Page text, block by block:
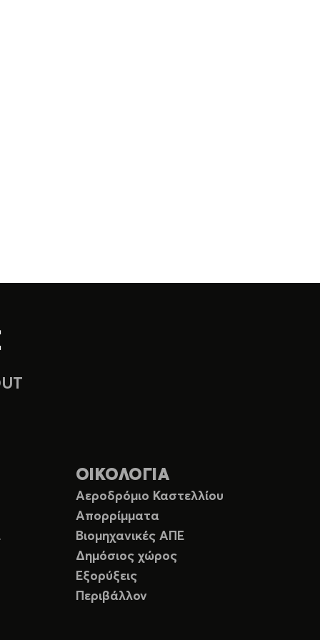
ΟΙΚΟΛΟΓΙΑ
Αεροδρόμιο Καστελλίου
Απορρίμματα
Βιομηχανικές ΑΠΕ
Δημόσιος χώρος
Εξορύξεις
Περιβάλλον